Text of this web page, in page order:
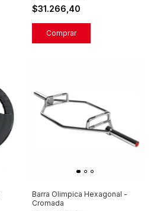
$31.266,40
Barra Olimpica Hexagonal -
Cromada